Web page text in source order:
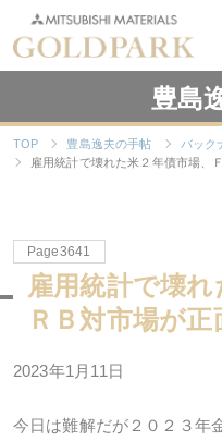
豊島
TOP 豊島逸夫の手帖
バック
雇用統計で壊れた米２年債市場、
Page3641
雇用統計で壊れ
ＲＢ対市場が正
2023年1月11日
今日は難解だが２０２３年